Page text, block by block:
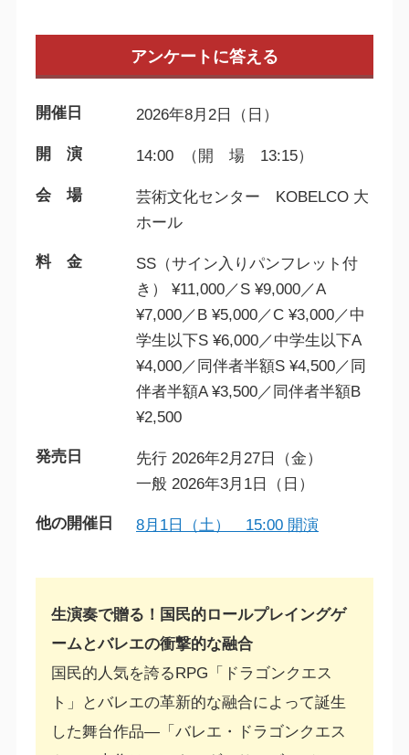
アンケートに答える
開催日 2026年8月2日（日）
開 演 14:00 （開 場 13:15）
会 場
芸術文化センター KOBELCO 大
ホール
料 金
SS（サイン入りパンフレット付
き） ¥11,000／S ¥9,000／A
¥7,000／B ¥5,000／C ¥3,000／中
学生以下S ¥6,000／中学生以下A
¥4,000／同伴者半額S ¥4,500／同
伴者半額A ¥3,500／同伴者半額B
¥2,500
発売日
先行 2026年2月27日（金）
一般 2026年3月1日（日）
他の開催日 8月1日（土） 15:00 開演
生演奏で贈る！国民的ロールプレイングゲ
ームとバレエの衝撃的な融合
国民的人気を誇るRPG「ドラゴンクエス
ト」とバレエの革新的な融合によって誕生
した舞台作品―「バレエ・ドラゴンクエス